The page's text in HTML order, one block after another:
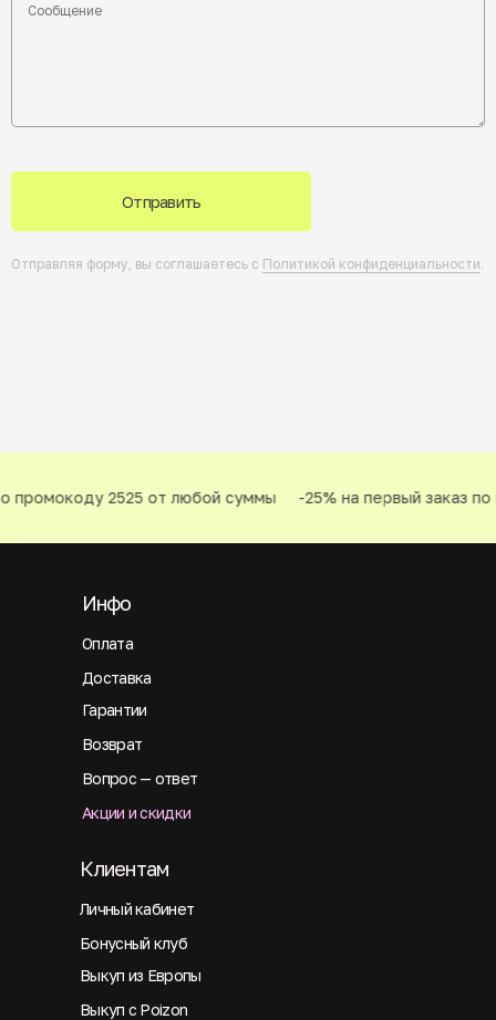
Отправить
Отправляя форму, вы соглашаетесь с Политикой конфиденциальности.
промокоду 2525 от любой суммы -25% на первый заказ
Оплата
Инфо
Доставка
Гарантии
Возврат
Вопрос — ответ
Акции и скидки
Личный кабинет
Клиентам
Бонусный клуб
Выкуп из Европы
Выкуп с Poizon